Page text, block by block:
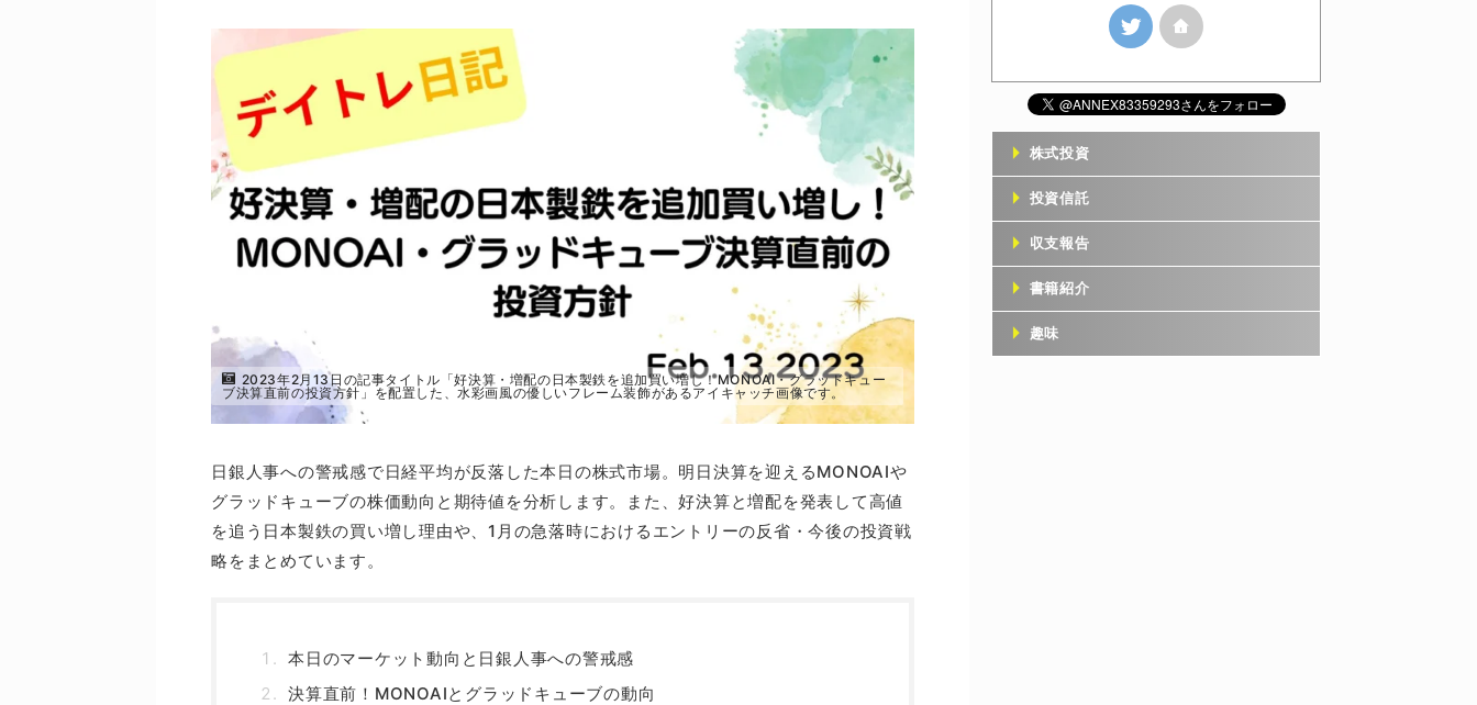
2023年2月13日の記事タイトル「好決算・増配の日本製鉄を追加買い増し！MONOAI・グラッドキュー
ブ決算直前の投資方針」を配置した、水彩画風の優しいフレーム装飾があるアイキャッチ画像です。
日銀人事への警戒感で日経平均が反落した本日の株式市場。明日決算を迎えるMONOAIや
グラッドキューブの株価動向と期待値を分析します。また、好決算と増配を発表して高値
を追う日本製鉄の買い増し理由や、1月の急落時におけるエントリーの反省・今後の投資戦
略をまとめています。
本日のマーケット動向と日銀人事への警戒感
決算直前！MONOAIとグラッドキューブの動向
株式投資
投資信託
収支報告
書籍紹介
趣味